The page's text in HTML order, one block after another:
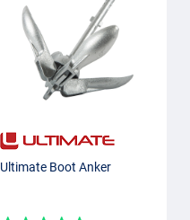
Ultimate Boot Anker